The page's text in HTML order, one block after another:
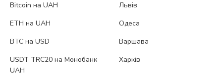
Bitcoin на UAH
ETH на UAH
BTC на USD
USDT TRC20 на Монобанк
UAH
Львів
Одеса
Варшава
Харків